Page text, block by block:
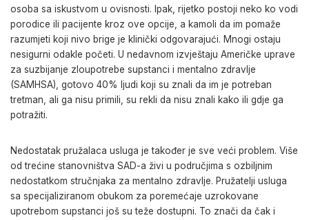
osoba sa iskustvom u ovisnosti. Ipak, rijetko postoji neko ko vodi
porodice ili pacijente kroz ove opcije, a kamoli da im pomaže
razumjeti koji nivo brige je klinički odgovarajući. Mnogi ostaju
nesigurni odakle početi. U nedavnom izvještaju Američke uprave
za suzbijanje zloupotrebe supstanci i mentalno zdravlje
(SAMHSA), gotovo 40% ljudi koji su znali da im je potreban
tretman, ali ga nisu primili, su rekli da nisu znali kako ili gdje ga
potražiti.
Nedostatak pružalaca usluga je također je sve veći problem. Više
od trećine stanovništva SAD-a živi u područjima s ozbiljnim
nedostatkom stručnjaka za mentalno zdravlje. Pružatelji usluga
sa specijaliziranom obukom za poremećaje uzrokovane
upotrebom supstanci još su teže dostupni. To znači da čak i